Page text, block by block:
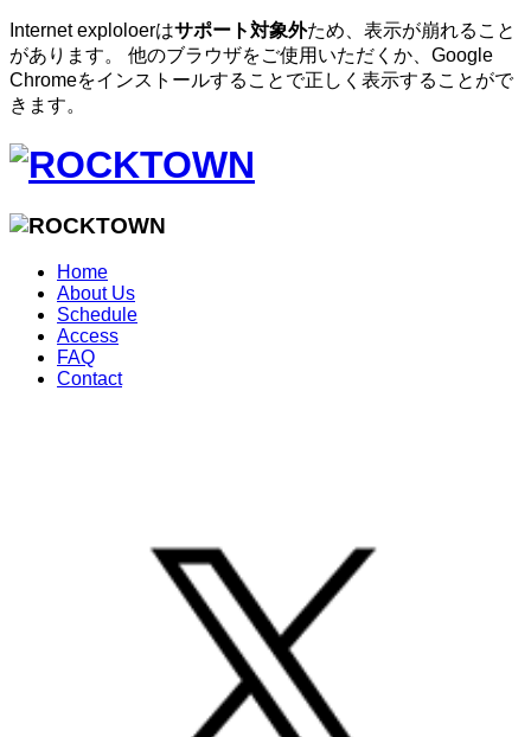
Internet exploloerはサポート対象外ため、表示が崩れること
があります。 他のブラウザをご使用いただくか、Google
Chromeをインストールすることで正しく表示することがで
きます。
Home
About Us
Schedule
Access
FAQ
Contact